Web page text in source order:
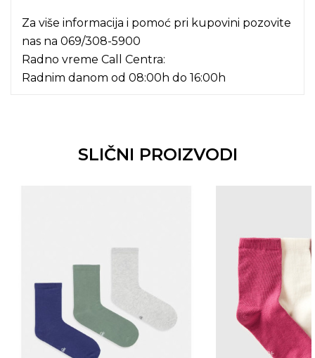
Za više informacija i pomoć pri kupovini pozovite
nas na 069/308-5900
Radno vreme Call Centra:
Radnim danom od 08:00h do 16:00h
SLIČNI PROIZVODI